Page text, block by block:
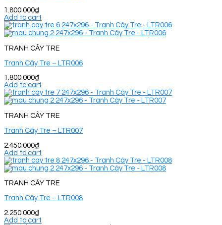
1.800.000₫
Add to cart
TRANH CÂY TRE
Tranh Cây Tre – LTR006
1.800.000₫
Add to cart
TRANH CÂY TRE
Tranh Cây Tre – LTR007
2.450.000₫
Add to cart
TRANH CÂY TRE
Tranh Cây Tre – LTR008
2.250.000₫
Add to cart